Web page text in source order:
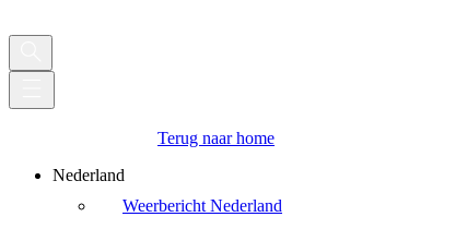
Terug naar home
Nederland
Weerbericht Nederland